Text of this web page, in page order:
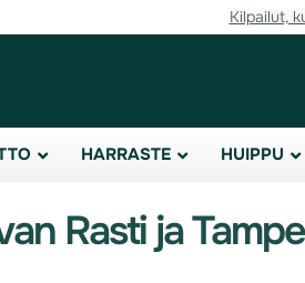
Kilpailut,
HARRASTE HUIPPU
Rasti ja